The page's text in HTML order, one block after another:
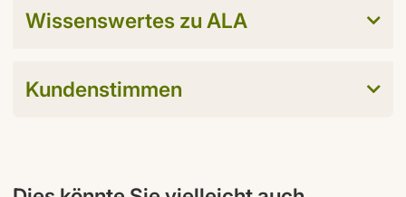
Wissenswertes zu ALA
Kundenstimmen